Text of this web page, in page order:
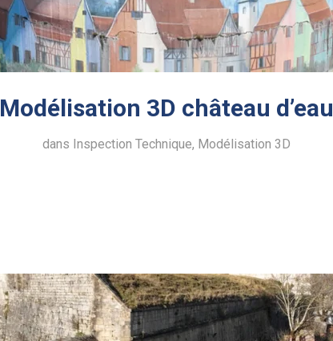
Modélisation 3D château d’eau
dans Inspection Technique, Modélisation 3D